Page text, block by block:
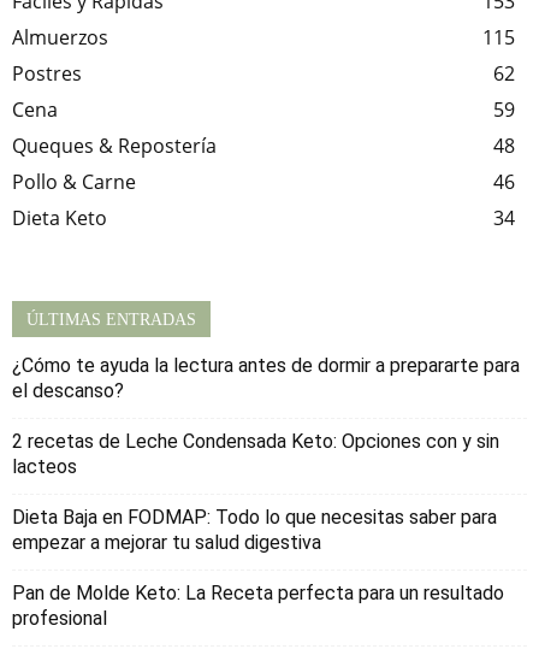
Almuerzos
115
Postres
62
Cena
59
Queques & Repostería
48
Pollo & Carne
46
Dieta Keto
34
ÚLTIMAS ENTRADAS
¿Cómo te ayuda la lectura antes de dormir a prepararte para
el descanso?
2 recetas de Leche Condensada Keto: Opciones con y sin
lacteos
Dieta Baja en FODMAP: Todo lo que necesitas saber para
empezar a mejorar tu salud digestiva
Pan de Molde Keto: La Receta perfecta para un resultado
profesional